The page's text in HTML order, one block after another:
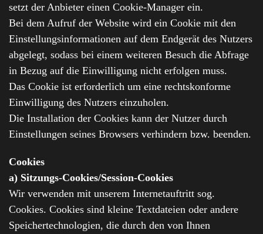
setzt der Anbieter einen Cookie-Manager ein.
Bei dem Aufruf der Website wird ein Cookie mit den
Einstellungsinformationen auf dem Endgerät des Nutzers
abgelegt, sodass bei einem weiteren Besuch die Abfrage
in Bezug auf die Einwilligung nicht erfolgen muss.
Das Cookie ist erforderlich um eine rechtskonforme
Einwilligung des Nutzers einzuholen.
Die Installation der Cookies kann der Nutzer durch
Einstellungen seines Browsers verhindern bzw. beenden.
Cookies
a) Sitzungs-Cookies/Session-Cookies
Wir verwenden mit unserem Internetauftritt sog.
Cookies. Cookies sind kleine Textdateien oder andere
Speichertechnologien, die durch den von Ihnen